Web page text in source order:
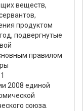
веществ,
продуктом
подвергнутые
правилом
2008 единой
союза.